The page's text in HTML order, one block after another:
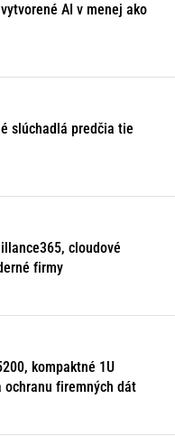
AI v menej ako
slúchadlá predčia tie
cloudové
firmy
kompaktné 1U
firemných dát